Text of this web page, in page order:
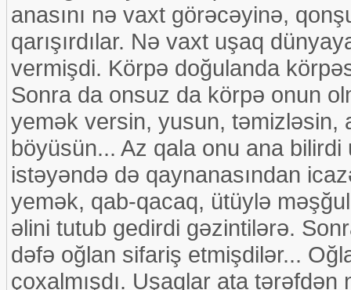
anasını nə vaxt görəcəyinə,
qarışırdılar. Nə vaxt uşaq
vermişdi. Körpə doğulanda
Sonra da onsuz da körpə onun
yemək versin, yusun, təmizləsin,
böyüsün... Az qala onu ana
istəyəndə də qaynanasından
yemək, qab-qacaq, ütüylə
əlini tutub gedirdi gəzintilərə.
dəfə oğlan sifariş etmişdilər...
çoxalmışdı. Uşaqlar ata